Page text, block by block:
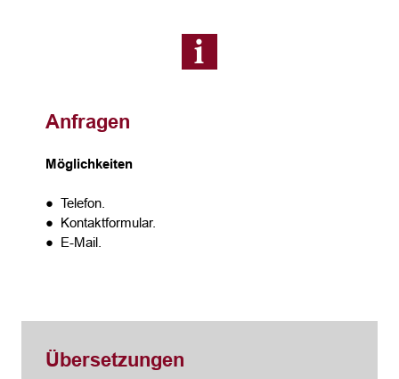
Anfragen
Möglichkeiten
● Telefon.
● Kontaktformular.
● E-Mail.
Übersetzungen